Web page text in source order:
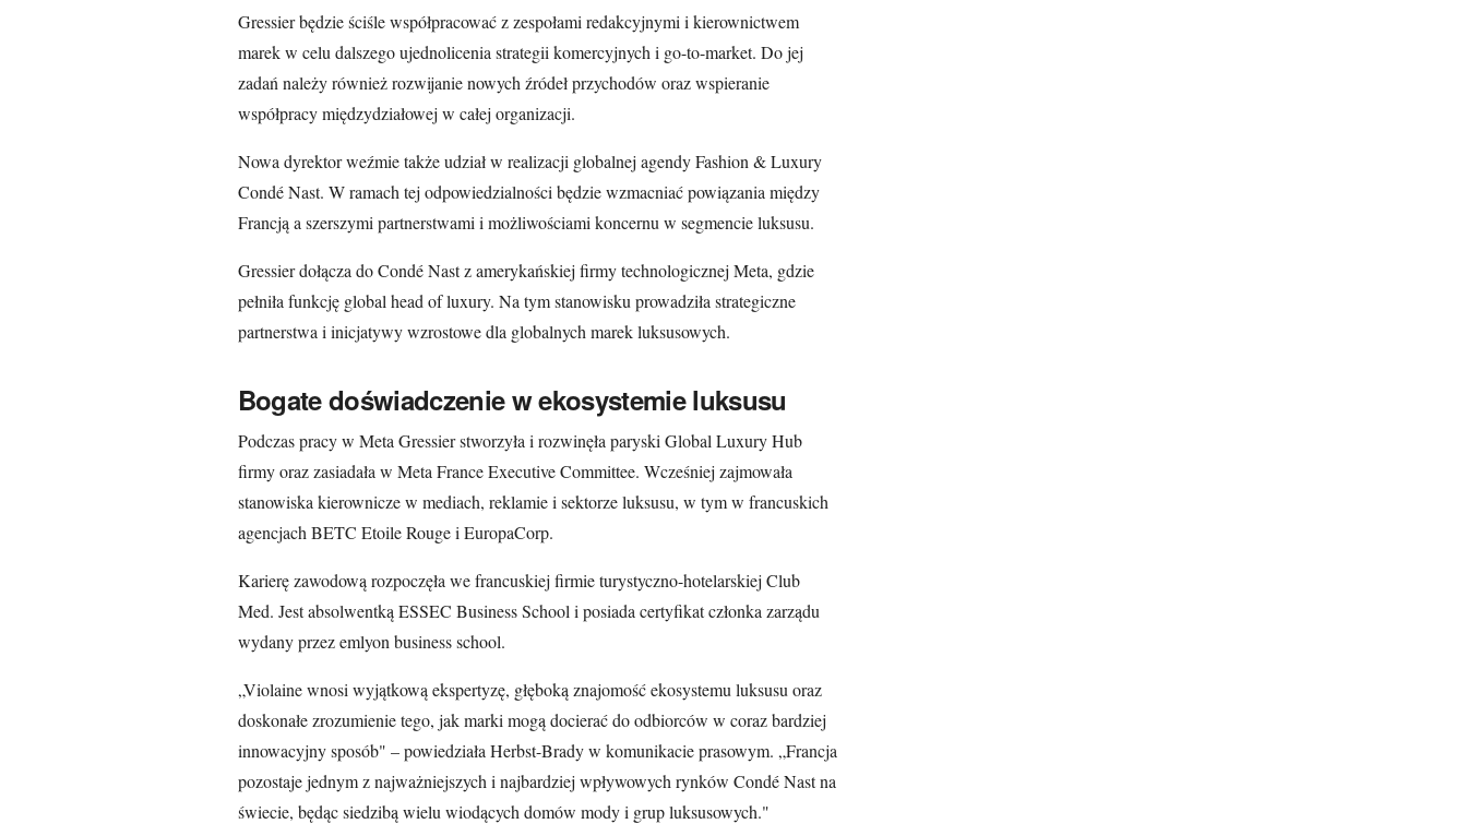
Gressier będzie ściśle współpracować z zespołami redakcyjnymi i kierownictwem
marek w celu dalszego ujednolicenia strategii komercyjnych i go-to-market. Do jej
zadań należy również rozwijanie nowych źródeł przychodów oraz wspieranie
współpracy międzydziałowej w całej organizacji.
Nowa dyrektor weźmie także udział w realizacji globalnej agendy Fashion & Luxury
Condé Nast. W ramach tej odpowiedzialności będzie wzmacniać powiązania między
Francją a szerszymi partnerstwami i możliwościami koncernu w segmencie luksusu.
Gressier dołącza do Condé Nast z amerykańskiej firmy technologicznej Meta, gdzie
pełniła funkcję global head of luxury. Na tym stanowisku prowadziła strategiczne
partnerstwa i inicjatywy wzrostowe dla globalnych marek luksusowych.
Bogate doświadczenie w ekosystemie luksusu
Podczas pracy w Meta Gressier stworzyła i rozwinęła paryski Global Luxury Hub
firmy oraz zasiadała w Meta France Executive Committee. Wcześniej zajmowała
stanowiska kierownicze w mediach, reklamie i sektorze luksusu, w tym w francuskich
agencjach BETC Etoile Rouge i EuropaCorp.
Karierę zawodową rozpoczęła we francuskiej firmie turystyczno-hotelarskiej Club
Med. Jest absolwentką ESSEC Business School i posiada certyfikat członka zarządu
wydany przez emlyon business school.
„Violaine wnosi wyjątkową ekspertyzę, głęboką znajomość ekosystemu luksusu oraz
doskonałe zrozumienie tego, jak marki mogą docierać do odbiorców w coraz bardziej
innowacyjny sposób" – powiedziała Herbst-Brady w komunikacie prasowym. „Francja
pozostaje jednym z najważniejszych i najbardziej wpływowych rynków Condé Nast na
świecie, będąc siedzibą wielu wiodących domów mody i grup luksusowych."